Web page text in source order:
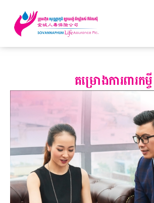
គម្រោងការពារកម្ចី